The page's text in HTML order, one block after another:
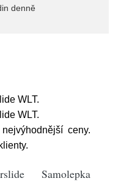
denně
WLT.
WLT.
ceny.
Samolepka